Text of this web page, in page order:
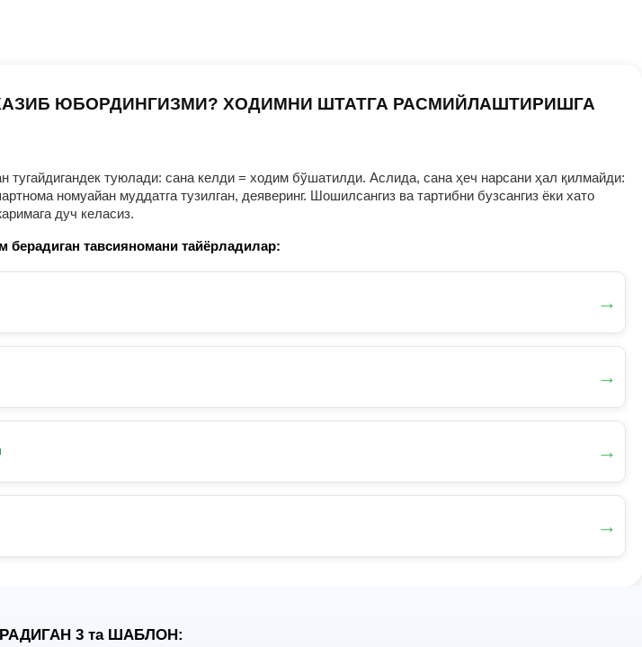
ЮБОРДИНГИЗМИ? ХОДИМНИ ШТАТГА РАСМИЙЛАШТИРИШГА
туюлади: сана келди = ходим бўшатилди. Аслида, сана ҳеч нарсани ҳал қилмайди:
номуайан муддатга тузилган, деяверинг. Шошилсангиз ва тартибни бузсангиз ёки хато
дуч келасиз.
берадиган тавсияномани тайёрладилар:
→
→
→
→
3 таШАБЛОН: